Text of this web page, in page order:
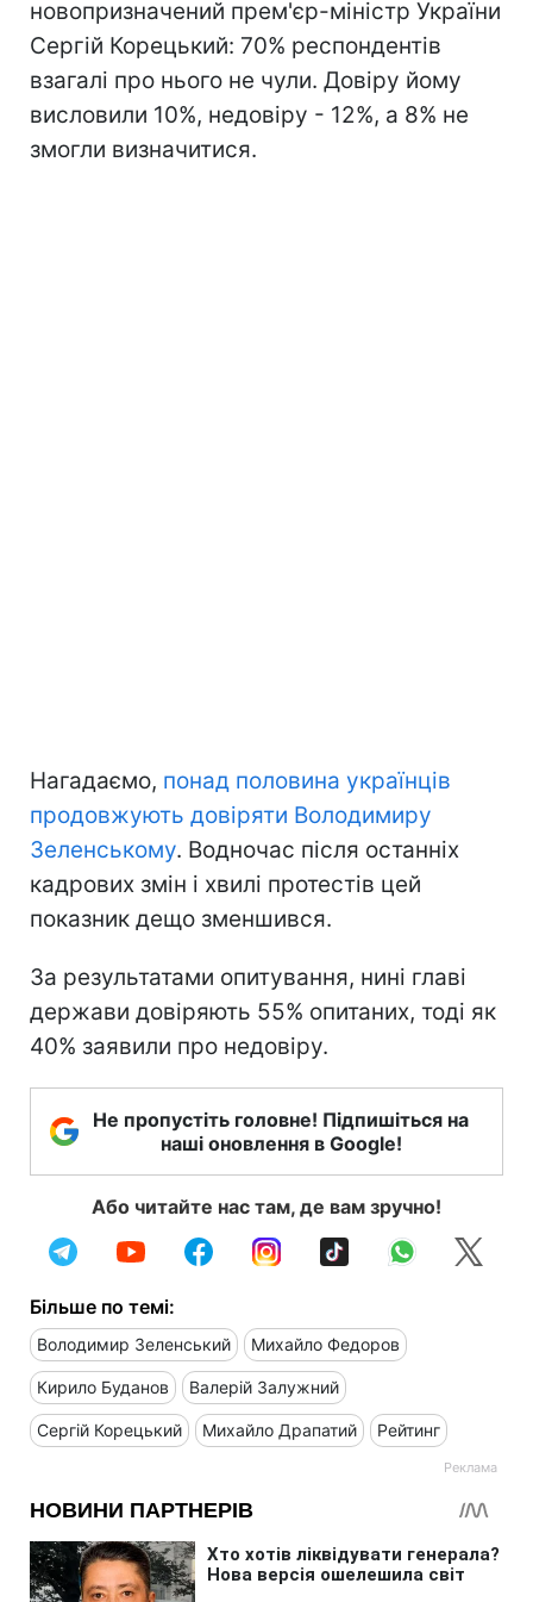
новопризначений прем'єр-міністр України
Сергій Корецький: 70% респондентів
взагалі про нього не чули. Довіру йому
висловили 10%, недовіру - 12%, а 8% не
змогли визначитися.
Нагадаємо, понад половина українців
продовжують довіряти Володимиру
Зеленському. Водночас після останніх
кадрових змін і хвилі протестів цей
показник дещо зменшився.
За результатами опитування, нині главі
держави довіряють 55% опитаних, тоді як
40% заявили про недовіру.
Не пропустіть головне! Підпишіться на
наші оновлення в Google!
Або читайте нас там, де вам зручно!
Більше по темі:
Володимир Зеленський Михайло Федоров
Кирило Буданов Валерій Залужний
Сергій Корецький Михайло Драпатий Рейтинг